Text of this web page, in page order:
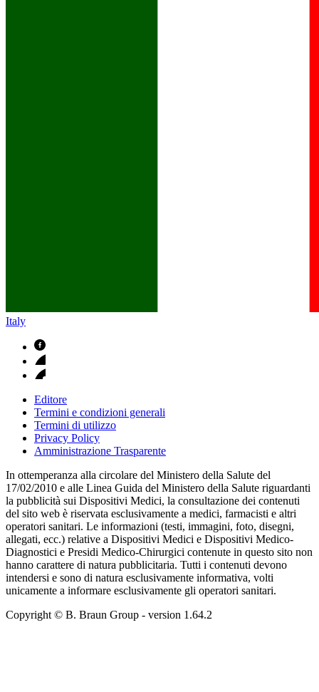
Italy
Editore
Termini e condizioni generali
Termini di utilizzo
Privacy Policy
Amministrazione Trasparente
In ottemperanza alla circolare del Ministero della Salute del
17/02/2010 e alle Linea Guida del Ministero della Salute riguardanti
la pubblicità sui Dispositivi Medici, la consultazione dei contenuti
del sito web è riservata esclusivamente a medici, farmacisti e altri
operatori sanitari. Le informazioni (testi, immagini, foto, disegni,
allegati, ecc.) relative a Dispositivi Medici e Dispositivi Medico-
Diagnostici e Presidi Medico-Chirurgici contenute in questo sito non
hanno carattere di natura pubblicitaria. Tutti i contenuti devono
intendersi e sono di natura esclusivamente informativa, volti
unicamente a informare esclusivamente gli operatori sanitari.
Copyright © B. Braun Group - version 1.64.2